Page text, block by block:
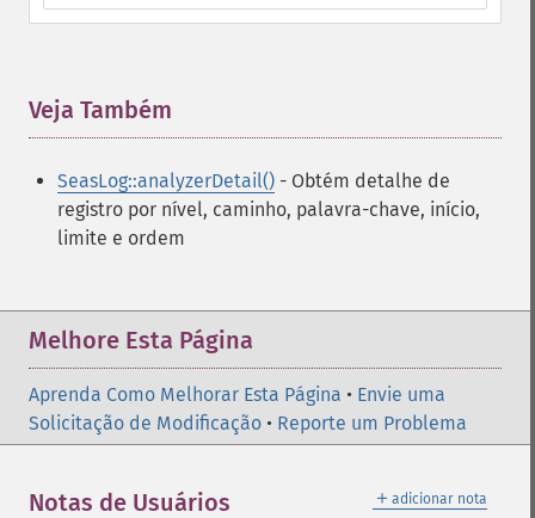
Veja Também
SeasLog::analyzerDetail() - Obtém detalhe de
registro por nível, caminho, palavra-chave, início,
limite e ordem
Melhore Esta Página
Aprenda Como Melhorar Esta Página • Envie uma
Solicitação de Modificação • Reporte um Problema
＋ adicionar nota
Notas de Usuários